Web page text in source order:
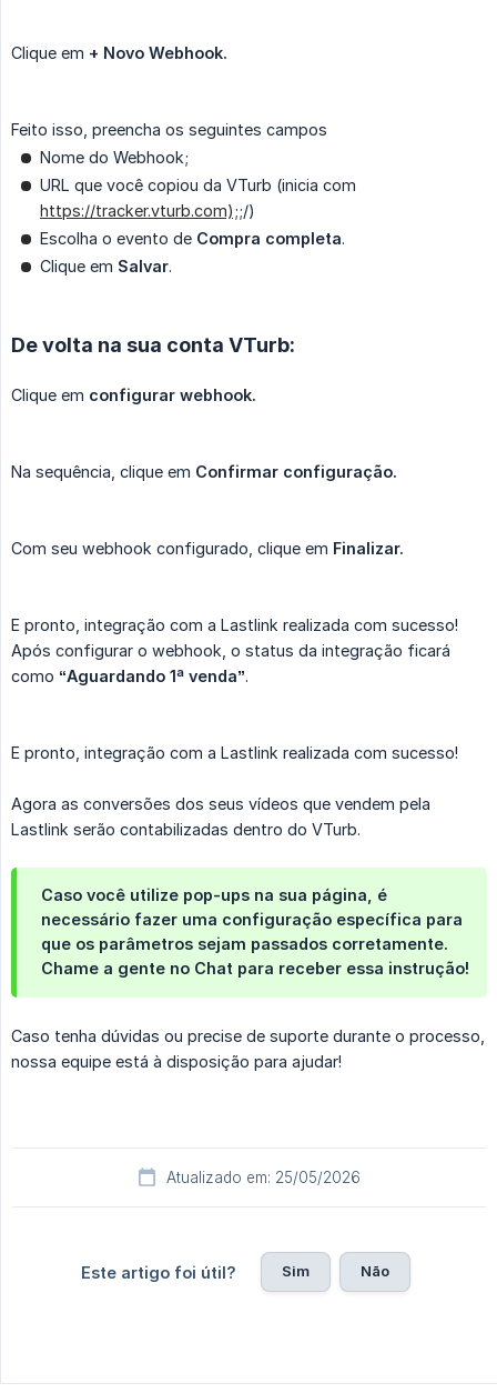
Clique em + Novo Webhook.
Feito isso, preencha os seguintes campos
Nome do Webhook;
URL que você copiou da VTurb (inicia com
https://tracker.vturb.com);;/)
Escolha o evento de Compra completa.
Clique em Salvar.
De volta na sua conta VTurb:
Clique em configurar webhook.
Na sequência, clique em Confirmar configuração.
Com seu webhook configurado, clique em Finalizar.
E pronto, integração com a Lastlink realizada com sucesso!
Após configurar o webhook, o status da integração ficará
como “Aguardando 1ª venda”.
E pronto, integração com a Lastlink realizada com sucesso!
Agora as conversões dos seus vídeos que vendem pela
Lastlink serão contabilizadas dentro do VTurb.
Caso você utilize pop-ups na sua página, é
necessário fazer uma configuração específica para
que os parâmetros sejam passados corretamente.
Chame a gente no Chat para receber essa instrução!
Caso tenha dúvidas ou precise de suporte durante o processo,
nossa equipe está à disposição para ajudar!
Atualizado em: 25/05/2026
Este artigo foi útil? Sim Não